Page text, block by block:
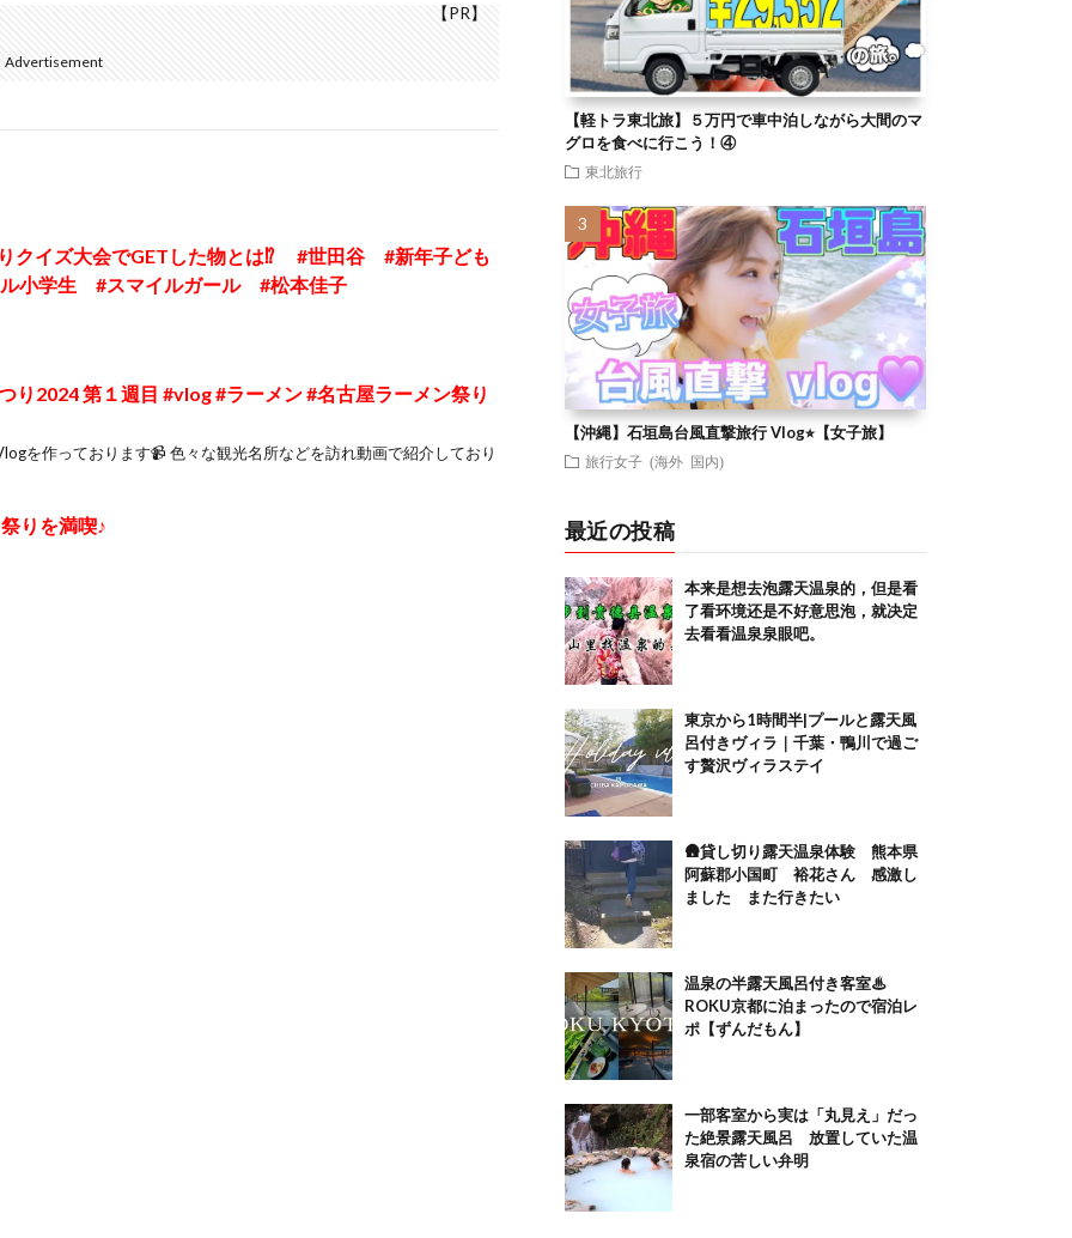
【PR】
Advertisement
りクイズ大会でGETした物とは⁉️ #世田谷 #新年子ども
小学生 #スマイルガール #松本佳子
り2024 第１週目 #vlog #ラーメン #名古屋ラーメン祭り
を作っております📹 色々な観光名所などを訪れ動画で紹介しており
りを満喫♪
【軽トラ東北旅】５万円で車中泊しながら大間のマ
グロを食べに行こう！④
東北旅行
【沖縄】石垣島台風直撃旅行 Vlog⭐︎【女子旅】
旅行女子 (海外 国内)
最近の投稿
本来是想去泡露天温泉的，但是看
了看环境还是不好意思泡，就决定
去看看温泉泉眼吧。
東京から1時間半|プールと露天風
呂付きヴィラ｜千葉・鴨川で過ご
す贅沢ヴィラステイ
🛖貸し切り露天温泉体験 熊本県
阿蘇郡小国町 裕花さん 感激し
ました また行きたい
温泉の半露天風呂付き客室♨
ROKU京都に泊まったので宿泊レ
ポ【ずんだもん】
一部客室から実は「丸見え」だっ
た絶景露天風呂 放置していた温
泉宿の苦しい弁明